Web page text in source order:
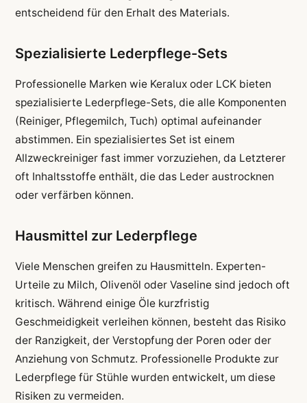
entscheidend für den Erhalt des Materials.
Spezialisierte Lederpflege-Sets
Professionelle Marken wie Keralux oder LCK bieten
spezialisierte Lederpflege-Sets, die alle Komponenten
(Reiniger, Pflegemilch, Tuch) optimal aufeinander
abstimmen. Ein spezialisiertes Set ist einem
Allzweckreiniger fast immer vorzuziehen, da Letzterer
oft Inhaltsstoffe enthält, die das Leder austrocknen
oder verfärben können.
Hausmittel zur Lederpflege
Viele Menschen greifen zu Hausmitteln. Experten-
Urteile zu Milch, Olivenöl oder Vaseline sind jedoch oft
kritisch. Während einige Öle kurzfristig
Geschmeidigkeit verleihen können, besteht das Risiko
der Ranzigkeit, der Verstopfung der Poren oder der
Anziehung von Schmutz. Professionelle Produkte zur
Lederpflege für Stühle wurden entwickelt, um diese
Risiken zu vermeiden.